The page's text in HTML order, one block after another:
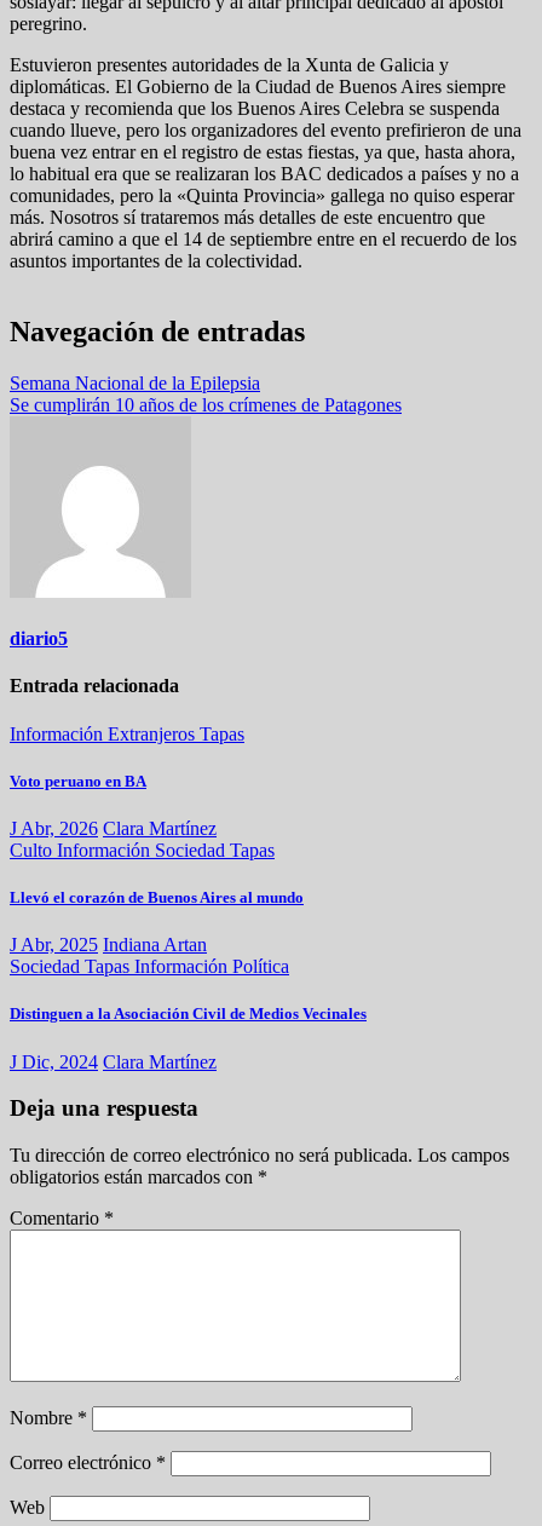
peregrino.
Estuvieron presentes autoridades de la Xunta de Galicia y
diplomáticas. El Gobierno de la Ciudad de Buenos Aires siempre
destaca y recomienda que los Buenos Aires Celebra se suspenda
cuando llueve, pero los organizadores del evento prefirieron de una
buena vez entrar en el registro de estas fiestas, ya que, hasta ahora,
lo habitual era que se realizaran los BAC dedicados a países y no a
comunidades, pero la «Quinta Provincia» gallega no quiso esperar
más. Nosotros sí trataremos más detalles de este encuentro que
abrirá camino a que el 14 de septiembre entre en el recuerdo de los
asuntos importantes de la colectividad.
Navegación de entradas
Semana Nacional de la Epilepsia
Se cumplirán 10 años de los crímenes de Patagones
diario5
Entrada relacionada
Información Extranjeros Tapas
Voto peruano en BA
J Abr, 2026 Clara Martínez
Culto Información Sociedad Tapas
Llevó el corazón de Buenos Aires al mundo
J Abr, 2025 Indiana Artan
Sociedad Tapas Información Política
Distinguen a la Asociación Civil de Medios Vecinales
J Dic, 2024 Clara Martínez
Deja una respuesta
Tu dirección de correo electrónico no será publicada. Los campos
obligatorios están marcados con *
Comentario *
Nombre *
Correo electrónico *
Web